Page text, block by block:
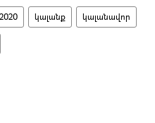
կալանք կալանավոր